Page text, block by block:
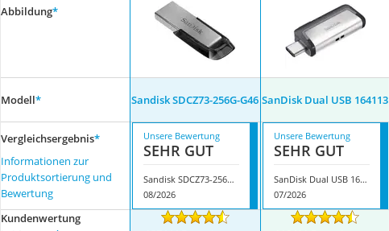
Abbildung*
Modell* Sandisk SDCZ73-256G-G46 SanDisk Dual USB 164113
Vergleichsergebnis*
Informationen zur
Produktsortierung und
Bewertung
Unsere Bewertung
SEHR GUT
Sandisk SDCZ73-256G-G46
08/2026
Unsere Bewertung
SEHR GUT
SanDisk Dual USB 164113
07/2026
Kundenwertung